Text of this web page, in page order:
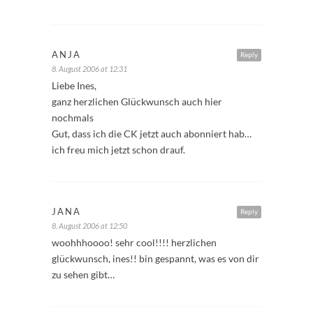
Reply
ANJA
8. August 2006 at 12:31
Liebe Ines,
ganz herzlichen Glückwunsch auch hier
nochmals
Gut, dass ich die CK jetzt auch abonniert hab…
ich freu mich jetzt schon drauf.
Reply
JANA
8. August 2006 at 12:50
woohhhoooo! sehr cool!!!! herzlichen
glückwunsch, ines!! bin gespannt, was es von dir
zu sehen gibt…